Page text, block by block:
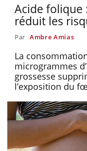
Acide folique
réduit les
Par Ambre Amias
La
microgrammes
grossesse
l’exposition du